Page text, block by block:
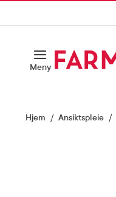
INNHOLD
MenyÅpne
Hjem Ansiktspleie